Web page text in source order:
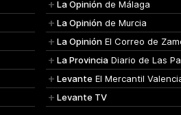
La Opinión de Málaga
La Opinión de Murcia
La Opinión El Correo de
La Provincia Diario de Las
Levante El Mercantil
Levante TV